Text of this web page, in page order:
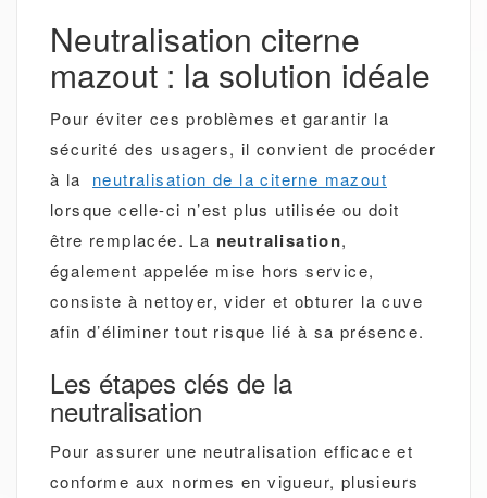
Neutralisation citerne
mazout : la solution idéale
Pour éviter ces problèmes et garantir la
sécurité des usagers, il convient de procéder
à la
neutralisation de la citerne mazout
lorsque celle-ci n’est plus utilisée ou doit
être remplacée. La neutralisation,
également appelée mise hors service,
consiste à nettoyer, vider et obturer la cuve
afin d’éliminer tout risque lié à sa présence.
Les étapes clés de la
neutralisation
Pour assurer une neutralisation efficace et
conforme aux normes en vigueur, plusieurs